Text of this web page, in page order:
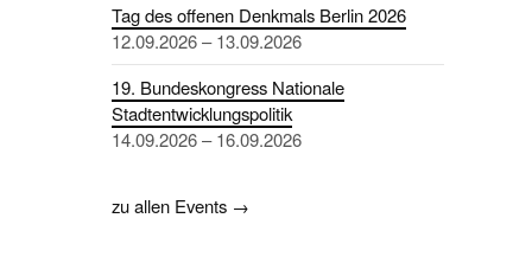
Tag des offenen Denkmals Berlin 2026
12.09.2026 – 13.09.2026
19. Bundeskongress Nationale
Stadtentwicklungspolitik
14.09.2026 – 16.09.2026
zu allen Events →